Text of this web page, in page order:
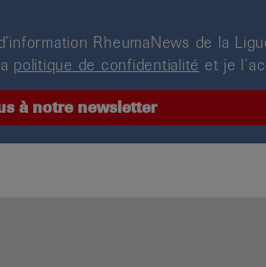
RheumaNews de la
politique de confidentialité et je